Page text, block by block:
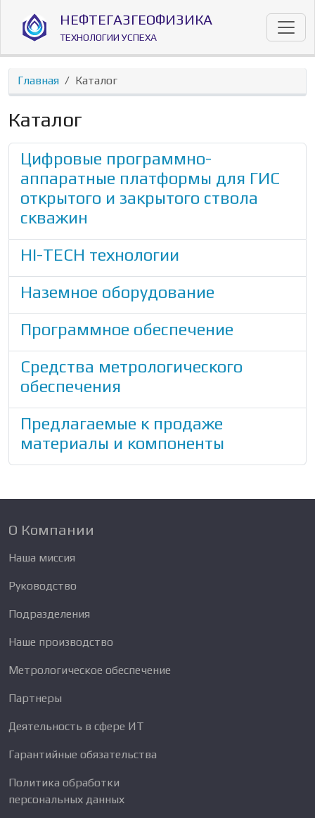
НЕФТЕГАЗГЕОФИЗИКА
ТЕХНОЛОГИИ УСПЕХА
Главная Каталог
Каталог
Цифровые программно-
аппаратные платформы для ГИС
открытого и закрытого ствола
скважин
HI-TECH технологии
Наземное оборудование
Программное обеспечение
Средства метрологического
обеспечения
Предлагаемые к продаже
материалы и компоненты
О Компании
Наша миссия
Руководство
Подразделения
Наше производство
Метрологическое обеспечение
Партнеры
Деятельность в сфере ИТ
Гарантийные обязательства
Политика обработки
персональных данных